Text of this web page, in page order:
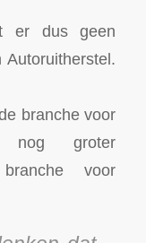
er dus geen
branche voor
nog groter
voor